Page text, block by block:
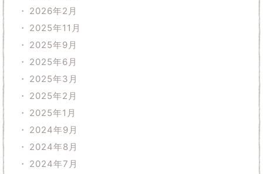
2026年2月
2025年11月
2025年9月
2025年6月
2025年3月
2025年2月
2025年1月
2024年9月
2024年8月
2024年7月